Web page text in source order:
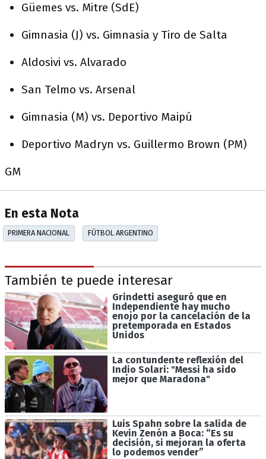
Güemes vs. Mitre (SdE)
Gimnasia (J) vs. Gimnasia y Tiro de Salta
Aldosivi vs. Alvarado
San Telmo vs. Arsenal
Gimnasia (M) vs. Deportivo Maipú
Deportivo Madryn vs. Guillermo Brown (PM)
GM
En esta Nota
PRIMERA NACIONAL FÚTBOL ARGENTINO
También te puede interesar
Grindetti aseguró que en
Independiente hay mucho
enojo por la cancelación de la
pretemporada en Estados
Unidos
La contundente reflexión del
Indio Solari: "Messi ha sido
mejor que Maradona"
Luis Spahn sobre la salida de
Kevin Zenón a Boca: “Es su
decisión, si mejoran la oferta
lo podemos vender”